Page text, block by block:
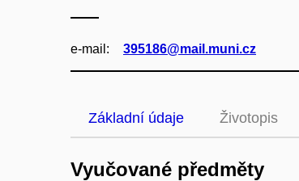
e‑mail: 395186@mail.muni.cz
Základní údaje Životopis
Vyučované předměty